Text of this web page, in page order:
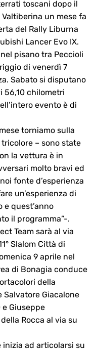
toscani dopo il
un mese fa
del Rally Liburna
Lancer Evo IX.
pisano tra Peccioli
di venerdì 7
Sabato si disputano
56,10 chilometri
evento è di
torniamo sulla
– sono state
la vettura è in
molto bravi ed
fonte d’esperienza
un’esperienza di
quest’anno
il programma”-.
Team sarà al via
Slalom Città di
9 aprile nel
di Bonagia conduce
della
Giacalone
e Giuseppe
Rocca al via su
ad articolarsi su